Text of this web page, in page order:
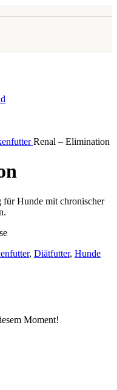
Renal – Elimination
Hunde mit chronischer
, Diätfutter, Hunde
Moment!